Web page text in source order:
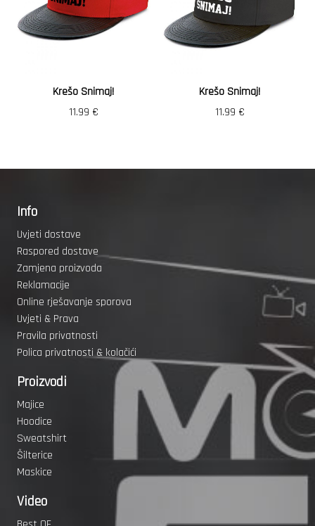
Krešo Snimaj!
11.99 €
Krešo Snimaj!
11.99 €
Info
Uvjeti dostave
Raspored dostave
Zamjena proizvoda
Reklamacije
Online rješavanje sporova
Uvjeti & Prava
Pravila privatnosti
Polica privatnosti & kolačići
Proizvodi
Majice
Hoodice
Sweatshirt
Šilterice
Maskice
Video